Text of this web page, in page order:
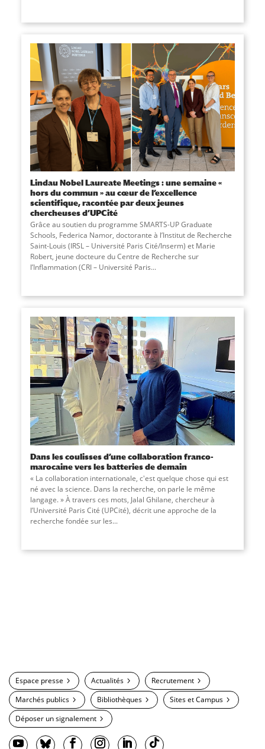
Lindau Nobel Laureate Meetings : une semaine «
hors du commun » au cœur de l’excellence
scientifique, racontée par deux jeunes
chercheuses d’UPCité
Grâce au soutien du programme SMARTS-UP Graduate
Schools, Federica Namor, doctorante à l’Institut de Recherche
Saint-Louis (IRSL – Université Paris Cité/Inserm) et Marie
Robert, jeune docteure du Centre de Recherche sur
l’Inflammation (CRI – Université Paris...
Dans les coulisses d’une collaboration franco-
marocaine vers les batteries de demain
« La collaboration internationale, c'est quelque chose qui est
né avec la science. Dans la recherche, on parle le même
langage. » À travers ces mots, Jalal Ghilane, chercheur à
l’Université Paris Cité (UPCité), décrit une approche de la
recherche fondée sur les...
Espace presse Actualités
Recrutement
Marchés publics
Bibliothèques
Sites et Campus
Déposer un signalement